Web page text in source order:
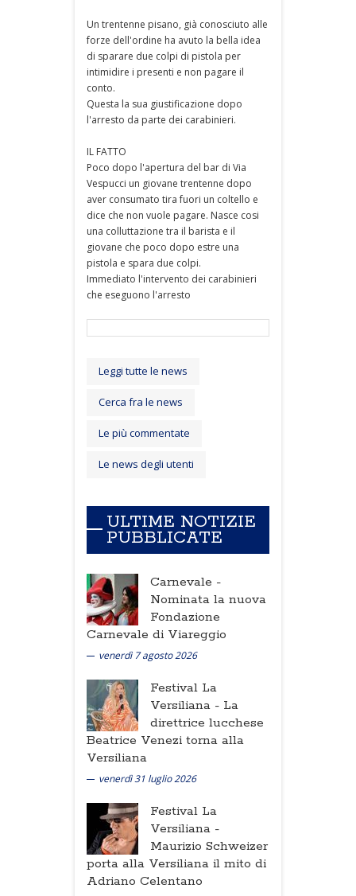
Un trentenne pisano, già conosciuto alle
forze dell'ordine ha avuto la bella idea
di sparare due colpi di pistola per
intimidire i presenti e non pagare il
conto.
Questa la sua giustificazione dopo
l'arresto da parte dei carabinieri.
IL FATTO
Poco dopo l'apertura del bar di Via
Vespucci un giovane trentenne dopo
aver consumato tira fuori un coltello e
dice che non vuole pagare. Nasce cosi
una colluttazione tra il barista e il
giovane che poco dopo estre una
pistola e spara due colpi.
Immediato l'intervento dei carabinieri
che eseguono l'arresto
Leggi tutte le news
Cerca fra le news
Le più commentate
Le news degli utenti
ULTIME NOTIZIE
PUBBLICATE
Carnevale -
Nominata la nuova
Fondazione
Carnevale di Viareggio
venerdì 7 agosto 2026
Festival La
Versiliana - La
direttrice lucchese
Beatrice Venezi torna alla
Versiliana
venerdì 31 luglio 2026
Festival La
Versiliana -
Maurizio Schweizer
porta alla Versiliana il mito di
Adriano Celentano